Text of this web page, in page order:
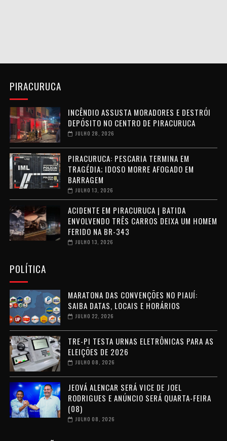
PIRACURUCA
INCÊNDIO ASSUSTA MORADORES E DESTRÓI
DEPÓSITO NO CENTRO DE PIRACURUCA
JULHO 28, 2026
PIRACURUCA: PESCARIA TERMINA EM
TRAGÉDIA; IDOSO MORRE AFOGADO EM
BARRAGEM
JULHO 13, 2026
ACIDENTE EM PIRACURUCA | BATIDA
ENVOLVENDO TRÊS CARROS DEIXA UM HOMEM
FERIDO NA BR-343
JULHO 13, 2026
POLÍTICA
MARATONA DAS CONVENÇÕES NO PIAUÍ:
SAIBA DATAS, LOCAIS E HORÁRIOS
JULHO 22, 2026
TRE-PI TESTA URNAS ELETRÔNICAS PARA AS
ELEIÇÕES DE 2026
JULHO 08, 2026
JEOVÁ ALENCAR SERÁ VICE DE JOEL
RODRIGUES E ANÚNCIO SERÁ QUARTA-FEIRA
(08)
JULHO 08, 2026